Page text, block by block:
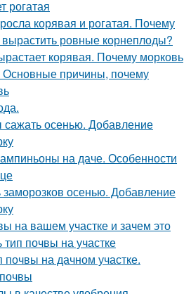
рогатая
корявая и рогатая. Почему
ровные корнеплоды?
корявая. Почему морковь
Основные причины, почему
сажать осенью. Добавление
на даче. Особенности
осенью. Добавление
на вашем участке и зачем это
почвы на участке
почвы на дачном участке.